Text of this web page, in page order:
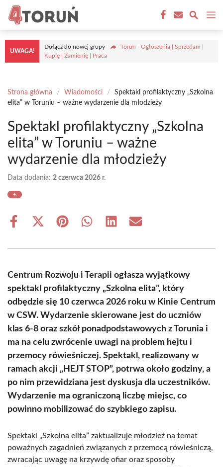
Przejdź
treści
UWAGA!
Dołącz do nowej grupy
Toruń - Ogłoszenia | Sprzedam |
Kupię | Zamienię | Praca
Strona główna / Wiadomości /
Spektakl profilaktyczny „Szkolna
elita” w Toruniu – ważne wydarzenie dla młodzieży
Spektakl profilaktyczny „Szkolna
elita” w Toruniu – ważne
wydarzenie dla młodzieży
Data dodania: 2 czerwca 2026 r.
Share
Share
(Twitter)
Share Share Share Share
Centrum Rozwoju i Terapii ogłasza wyjątkowy
spektakl profilaktyczny „Szkolna elita”, który
odbędzie się 10 czerwca 2026 roku w Kinie Centrum
w CSW. Wydarzenie skierowane jest do uczniów
klas 6-8 oraz szkół ponadpodstawowych z Torunia i
ma na celu zwrócenie uwagi na problem hejtu i
przemocy rówieśniczej. Spektakl, realizowany w
ramach akcji „HEJT STOP”, potrwa około godziny, a
po nim przewidziana jest dyskusja dla uczestników.
Wydarzenie ma ograniczoną liczbę miejsc, co
powinno mobilizować do szybkiego zapisu.
Spektakl „Szkolna elita” zaktualizuje młodzież na temat
poważnych zagadnień związanych z przemocą rówieśniczą,
zwracając uwagę na krzywdę ofiar oraz sposoby